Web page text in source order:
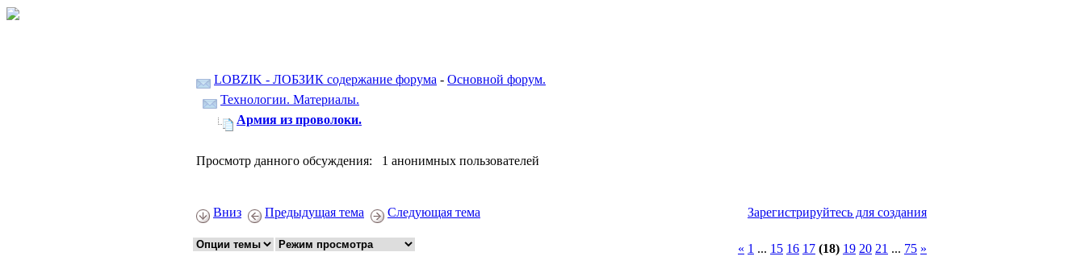
LOBZIK - ЛОБЗИК содержание форума - Основной форум.
Технологии. Материалы.
Армия из проволоки.
Просмотр данного обсуждения: 1 анонимных пользователей
Вниз Предыдущая тема Следующая тема Зарегистрируйтесь для создания
« 1 ... 15 16 17 (18) 19 20 21 ... 75 »